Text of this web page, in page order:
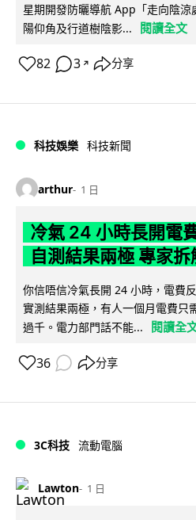
星期開發防曬導航 App「走向陰
陽仰角及行道樹陰影...
閱讀全文
82 3 ↗ 分享
科技娛樂 科技新聞
arthur 1 日
冷氣 24 小時長開電
自測結果兩極 專家
你信唔信冷氣長開 24 小時，電費
實測結果兩極，有人一個月電費只
過千。電力部門話不能...
閱讀全
36 分享
3C科技 流動電腦
Lawton 1 日